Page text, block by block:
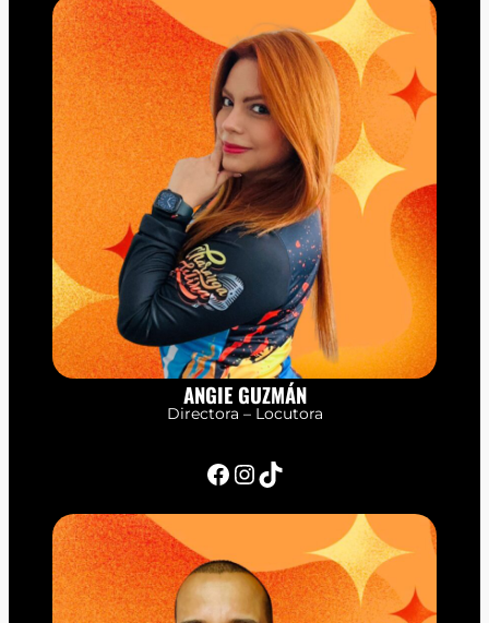
ANGIE GUZMÁN
Directora – Locutora
Facebook InstagramTikTok